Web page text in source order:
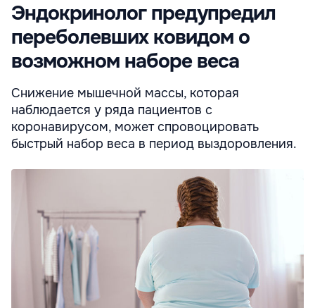
Эндокринолог предупредил
переболевших ковидом о
возможном наборе веса
Снижение мышечной массы, которая
наблюдается у ряда пациентов с
коронавирусом, может спровоцировать
быстрый набор веса в период выздоровления.